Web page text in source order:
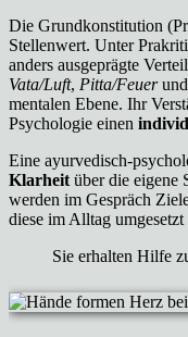
Die Grundkonstitution
Stellenwert. Unter
anders ausgeprägte
Vata/Luft, Pitta/Feuerund
mentalen Ebene. Ihr
Psychologie einen
Eine ayurvedisch-
Klarheitüber die eigene
werden im Gespräch
diese im Alltag
Sie erhalten Hilfe